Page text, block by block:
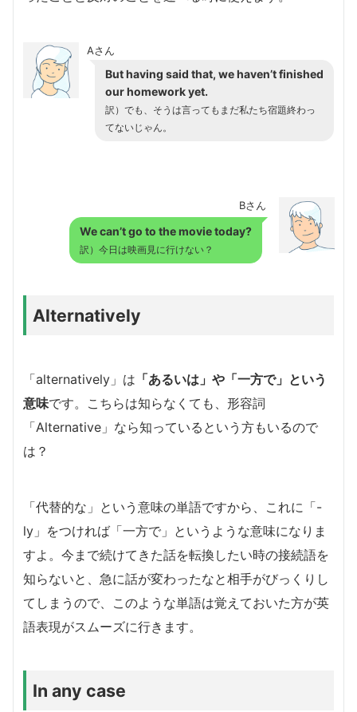
Aさん
But having said that, we haven’t finished
our homework yet.
訳）でも、そうは言ってもまだ私たち宿題終わっ
てないじゃん。
Bさん
We can’t go to the movie today?
訳）今日は映画見に行けない？
Alternatively
「alternatively」は 「あるいは」や「一方で」という
意味です。こちらは知らなくても、形容詞
「Alternative」なら知っているという方もいるので
は？
「代替的な」という意味の単語ですから、これに「-
ly」をつければ「一方で」というような意味になりま
すよ。今まで続けてきた話を転換したい時の接続語を
知らないと、急に話が変わったなと相手がびっくりし
てしまうので、このような単語は覚えておいた方が英
語表現がスムーズに行きます。
In any case